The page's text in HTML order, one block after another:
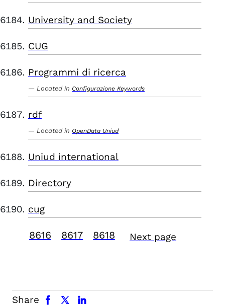
University and Society
CUG
Programmi di ricerca
Located in Configurazione Keywords
rdf
Located in OpenData Uniud
Uniud international
Directory
cug
8616 8617 8618 Next page
Share
facebook x.com linkedin